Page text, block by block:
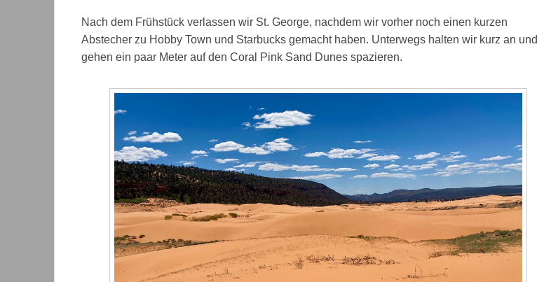
Nach dem Frühstück verlassen wir St. George, nachdem wir vorher noch einen kurzen
Abstecher zu Hobby Town und Starbucks gemacht haben. Unterwegs halten wir kurz an und
gehen ein paar Meter auf den Coral Pink Sand Dunes spazieren.